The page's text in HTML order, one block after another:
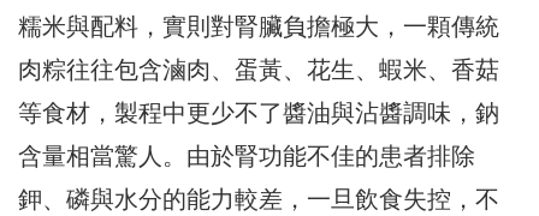
糯米與配料，實則對腎臟負擔極大，一顆傳統
肉粽往往包含滷肉、蛋黃、花生、蝦米、香菇
等食材，製程中更少不了醬油與沾醬調味，鈉
含量相當驚人。由於腎功能不佳的患者排除
鉀、磷與水分的能力較差，一旦飲食失控，不